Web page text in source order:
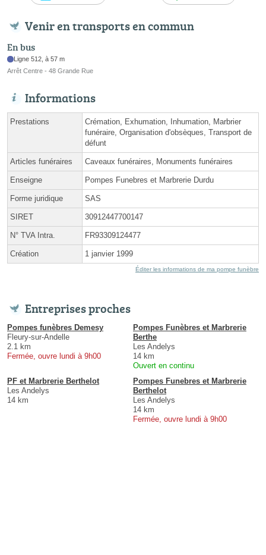
Venir en transports en commun
En bus
Ligne 512, à 57 m
Arrêt Centre - 48 Grande Rue
Informations
Prestations
Crémation, Exhumation, Inhumation, Marbrier
funéraire, Organisation d'obsèques, Transport de
défunt
Articles funéraires Caveaux funéraires, Monuments funéraires
Enseigne Pompes Funebres et Marbrerie Durdu
Forme juridique SAS
SIRET 30912447700147
N° TVA Intra. FR93309124477
Création 1 janvier 1999
Éditer les informations de ma pompe funèbre
Entreprises proches
Pompes funèbres Demesy
Fleury-sur-Andelle
2.1 km
Fermée, ouvre lundi à 9h00
Pompes Funèbres et Marbrerie
Berthe
Les Andelys
14 km
Ouvert en continu
PF et Marbrerie Berthelot
Les Andelys
14 km
Pompes Funebres et Marbrerie
Berthelot
Les Andelys
14 km
Fermée, ouvre lundi à 9h00